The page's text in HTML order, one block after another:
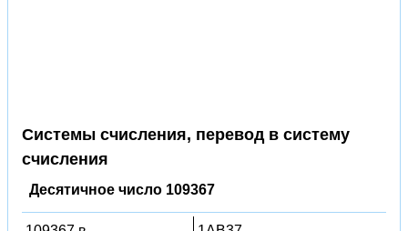
Системы счисления, перевод в систему
счисления
Десятичное число 109367